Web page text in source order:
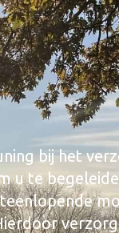
bij het
u te